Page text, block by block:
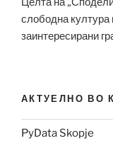
слободна
заинтересирани
АКТУЕЛНО ВО
PyData Skopje